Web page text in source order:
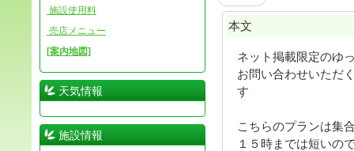
本文
ネット掲載限定のゆ
お問い合わせいただ
す
こちらのプランは集
１５時までは短いの
施設使用料
売店メニュー
[案内地図]
天気情報
施設情報